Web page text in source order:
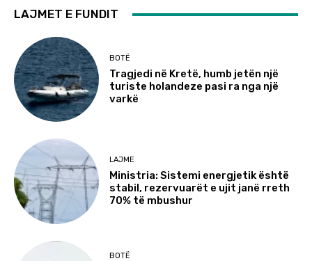
LAJMET E FUNDIT
BOTË
Tragjedi në Kretë, humb jetën një
turiste holandeze pasi ra nga një
varkë
LAJME
Ministria: Sistemi energjetik është
stabil, rezervuarët e ujit janë rreth
70% të mbushur
BOTË